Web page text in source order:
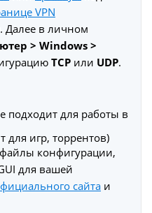
VPN
. Далее в личном
> Windows >
TCP или UDP.
подходит для работы в
для игр, торрентов)
конфигурации,
для вашей
сайта и